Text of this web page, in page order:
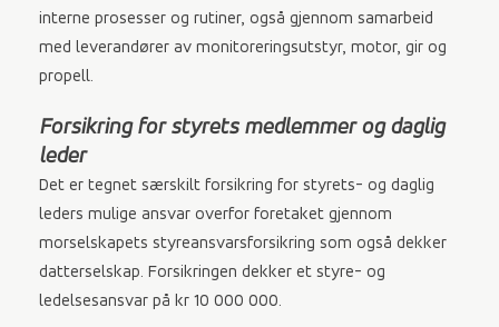
interne prosesser og rutiner, også gjennom samarbeid
med leverandører av monitoreringsutstyr, motor, gir og
propell.
Forsikring for styrets medlemmer og daglig
leder
Det er tegnet særskilt forsikring for styrets- og daglig
leders mulige ansvar overfor foretaket gjennom
morselskapets styreansvarsforsikring som også dekker
datterselskap. Forsikringen dekker et styre- og
ledelsesansvar på kr 10 000 000.